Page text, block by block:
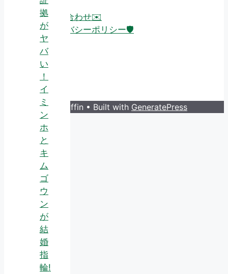
拠
が
ヤ
バ
い
！
イ
ミ
ン
ホ
と
キ
ム
ゴ
ウ
ン
が
結
婚
指
輪!
お問い合わせ✉️
プライバシーポリシー🛡️
© 2026 Guruffin • Built with GeneratePress